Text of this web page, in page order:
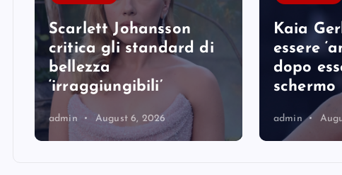
Scarlett Johansson
critica gli standard di
bellezza
‘irraggiungibili’
admin August 6, 2026
Kaia
essere
dopo
schermo
admin